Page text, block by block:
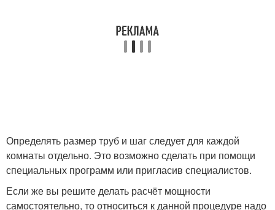
Определять размер труб и шаг следует для каждой
комнаты отдельно. Это возможно сделать при помощи
специальных программ или пригласив специалистов.
Если же вы решите делать расчёт мощности
самостоятельно, то относиться к данной процедуре надо